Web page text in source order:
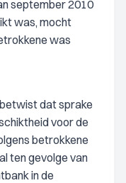
september 2010
was, mocht
was
dat sprake
voor de
betrokkene
ten gevolge van
in de